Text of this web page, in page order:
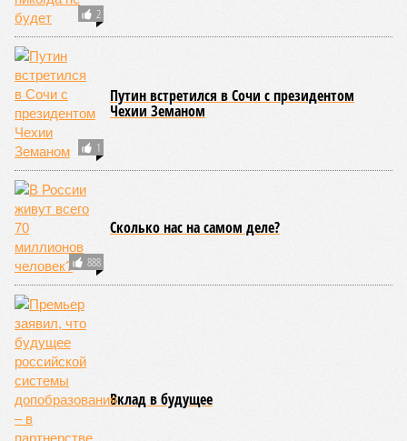
2
1
Путин встретился в Сочи с президентом
Чехии Земаном
888
Сколько нас на самом деле?
Вклад в будущее